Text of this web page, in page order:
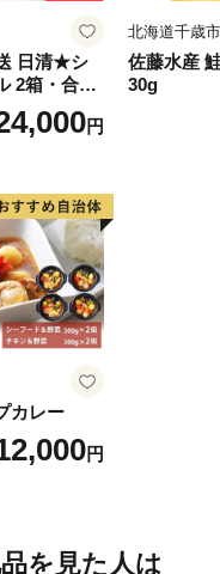
日清★シ
2箱・合計
円
北海道千歳市
佐藤水産
30g
カレー
円
を見た人は